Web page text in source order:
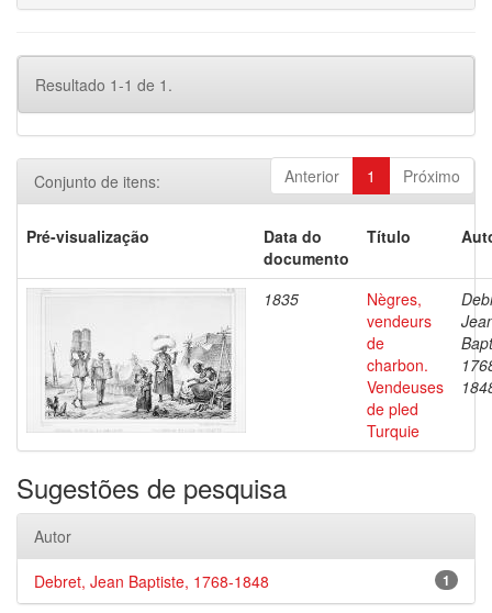
Resultado 1-1 de 1.
Anterior 1 Próximo
Conjunto de itens:
Pré-visualização
Data do
documento
Título
1835
Nègres,
vendeurs
de
charbon.
Vendeuses
de pled
Turquie
Sugestões de pesquisa
Autor
1
Debret, Jean Baptiste, 1768-1848